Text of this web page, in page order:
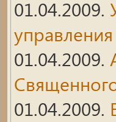
01.04.2009.
управления
01.04.2009.
01.04.2009.